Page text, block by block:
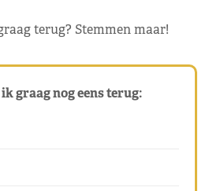
terug? Stemmen maar!
graag nog eens terug: